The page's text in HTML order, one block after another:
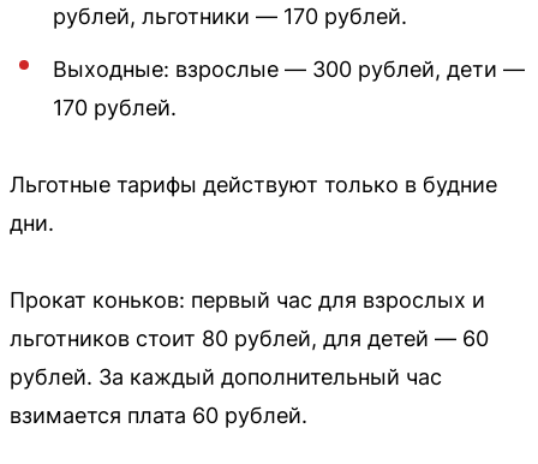
рублей, льготники — 170 рублей.
Выходные: взрослые — 300 рублей, дети —
170 рублей.
Льготные тарифы действуют только в будние
дни.
Прокат коньков: первый час для взрослых и
льготников стоит 80 рублей, для детей — 60
рублей. За каждый дополнительный час
взимается плата 60 рублей.